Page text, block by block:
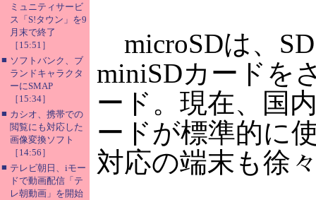
ミュニティサービ
ス「S!タウン」を9
月末で終了
［15:51］
■ ソフトバンク、ブ
ランドキャラクタ
ーにSMAP
［15:34］
■ カシオ、携帯での
閲覧にも対応した
画像変換ソフト
［14:56］
■ テレビ朝日、iモー
ドで動画配信「テ
レ朝動画」を開始
microSDは、
miniSDカードを
ード。現在、国
ードが標準的に
対応の端末も徐